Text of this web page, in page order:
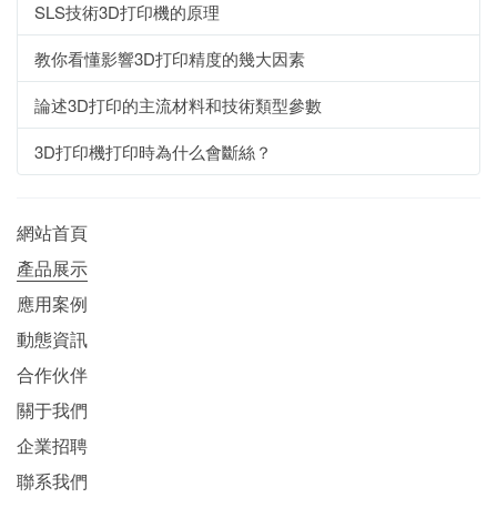
SLS技術3D打印機的原理
教你看懂影響3D打印精度的幾大因素
論述3D打印的主流材料和技術類型參數
3D打印機打印時為什么會斷絲？
網站首頁
產品展示
應用案例
動態資訊
合作伙伴
關于我們
企業招聘
聯系我們